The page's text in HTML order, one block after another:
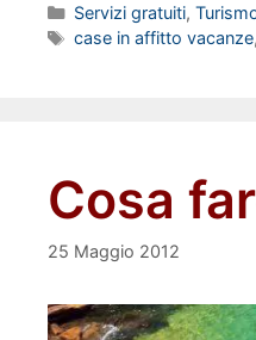
Categorie
Servizi gratuiti,
Tag
case in affitto vacanze,
Cosa
25 Maggio 2012